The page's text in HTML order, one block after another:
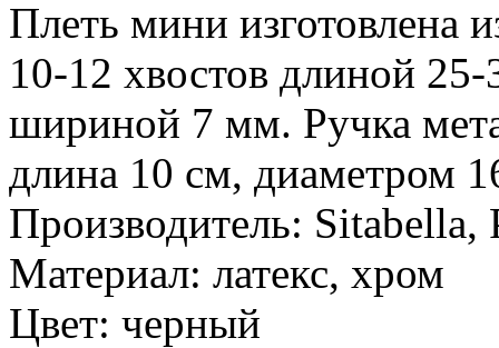
Плеть мини изготовлена
10-12 хвостов длиной
шириной 7 мм. Ручка
длина 10 см, диаметром
Производитель: Sitabella,
Материал: латекс, хром
Цвет: черный